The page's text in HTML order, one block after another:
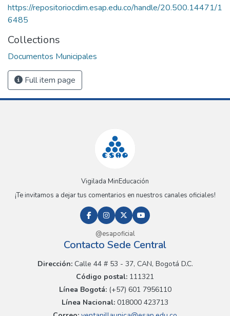
https://repositoriocdim.esap.edu.co/handle/20.500.14471/1
6485
Collections
Documentos Municipales
Full item page
Vigilada MinEducación
¡Te invitamos a dejar tus comentarios en nuestros canales oficiales!
@esapoficial
Contacto Sede Central
Dirección:Calle 44 # 53 - 37, CAN, Bogotá D.C.
Código postal: 111321
Línea Bogotá:(+57) 601 7956110
Línea Nacional: 018000 423713